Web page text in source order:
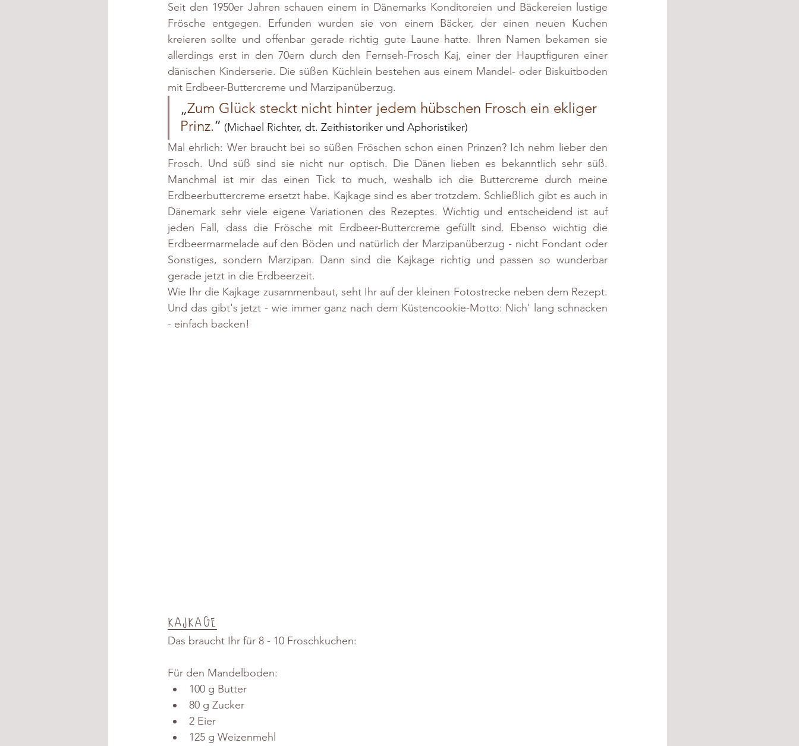
Seit den 1950er Jahren schauen einem in Dänemarks Konditoreien und Bäckereien lustige
Frösche entgegen. Erfunden wurden sie von einem Bäcker, der einen neuen Kuchen
kreieren sollte und offenbar gerade richtig gute Laune hatte. Ihren Namen bekamen sie
allerdings erst in den 70ern durch den Fernseh-Frosch Kaj, einer der Hauptfiguren einer
dänischen Kinderserie. Die süßen Küchlein bestehen aus einem Mandel- oder Biskuitboden
mit Erdbeer-Buttercreme und Marzipanüberzug.
„Zum Glück steckt nicht hinter jedem hübschen Frosch ein ekliger
Prinz.“ (Michael Richter, dt. Zeithistoriker und Aphoristiker)
Mal ehrlich: Wer braucht bei so süßen Fröschen schon einen Prinzen? Ich nehm lieber den
Frosch. Und süß sind sie nicht nur optisch. Die Dänen lieben es bekanntlich sehr süß.
Manchmal ist mir das einen Tick to much, weshalb ich die Buttercreme durch meine
Erdbeerbuttercreme ersetzt habe. Kajkage sind es aber trotzdem. Schließlich gibt es auch in
Dänemark sehr viele eigene Variationen des Rezeptes. Wichtig und entscheidend ist auf
jeden Fall, dass die Frösche mit Erdbeer-Buttercreme gefüllt sind. Ebenso wichtig die
Erdbeermarmelade auf den Böden und natürlich der Marzipanüberzug - nicht Fondant oder
Sonstiges, sondern Marzipan. Dann sind die Kajkage richtig und passen so wunderbar
gerade jetzt in die Erdbeerzeit.
Wie Ihr die Kajkage zusammenbaut, seht Ihr auf der kleinen Fotostrecke neben dem Rezept.
Und das gibt's jetzt - wie immer ganz nach dem Küstencookie-Motto: Nich' lang schnacken
- einfach backen!
Kajkage
Das braucht Ihr für 8 - 10 Froschkuchen:
Für den Mandelboden:
100 g Butter
80 g Zucker
2 Eier
125 g Weizenmehl